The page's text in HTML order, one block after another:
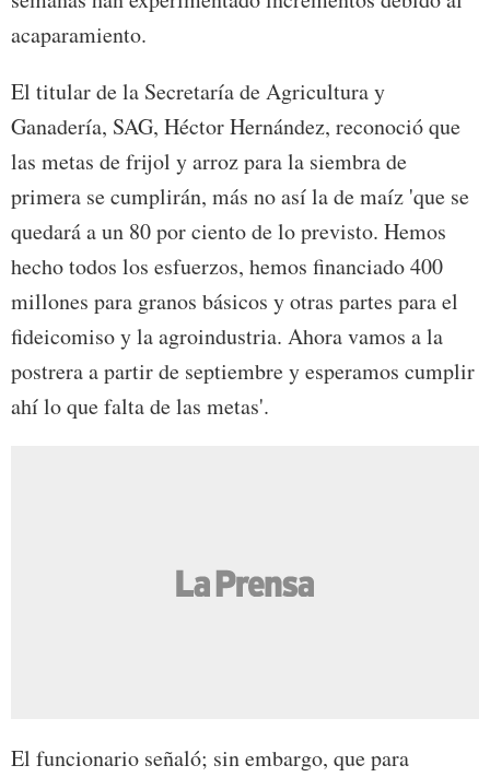
acaparamiento.
El titular de la Secretaría de Agricultura y
Ganadería, SAG, Héctor Hernández, reconoció que
las metas de frijol y arroz para la siembra de
primera se cumplirán, más no así la de maíz 'que se
quedará a un 80 por ciento de lo previsto. Hemos
hecho todos los esfuerzos, hemos financiado 400
millones para granos básicos y otras partes para el
fideicomiso y la agroindustria. Ahora vamos a la
postrera a partir de septiembre y esperamos cumplir
ahí lo que falta de las metas'.
El funcionario señaló; sin embargo, que para